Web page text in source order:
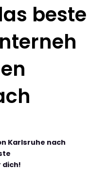
beste
Karlsruhe nach
dich!